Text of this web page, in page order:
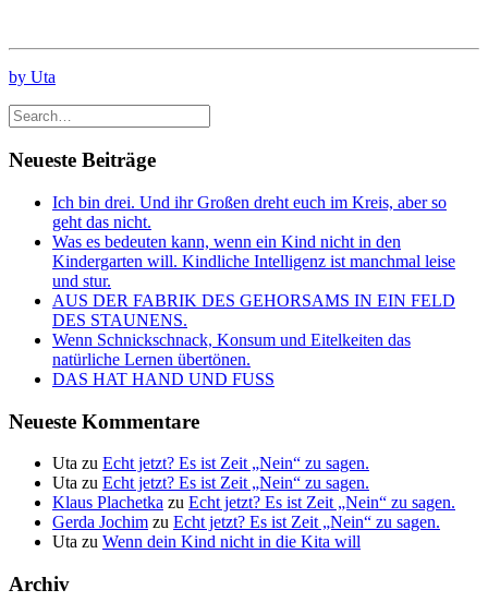
by Uta
Neueste Beiträge
Ich bin drei. Und ihr Großen dreht euch im Kreis, aber so
geht das nicht.
Was es bedeuten kann, wenn ein Kind nicht in den
Kindergarten will. Kindliche Intelligenz ist manchmal leise
und stur.
AUS DER FABRIK DES GEHORSAMS IN EIN FELD
DES STAUNENS.
Wenn Schnickschnack, Konsum und Eitelkeiten das
natürliche Lernen übertönen.
DAS HAT HAND UND FUSS
Neueste Kommentare
Uta zu Echt jetzt? Es ist Zeit „Nein“ zu sagen.
Uta zu Echt jetzt? Es ist Zeit „Nein“ zu sagen.
Klaus Plachetka zu Echt jetzt? Es ist Zeit „Nein“ zu sagen.
Gerda Jochim zu Echt jetzt? Es ist Zeit „Nein“ zu sagen.
Uta zu Wenn dein Kind nicht in die Kita will
Archiv